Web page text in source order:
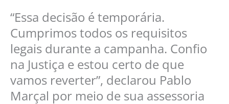
“Essa decisão é temporária.
Cumprimos todos os requisitos
legais durante a campanha. Confio
na Justiça e estou certo de que
vamos reverter”, declarou Pablo
Marçal por meio de sua assessoria